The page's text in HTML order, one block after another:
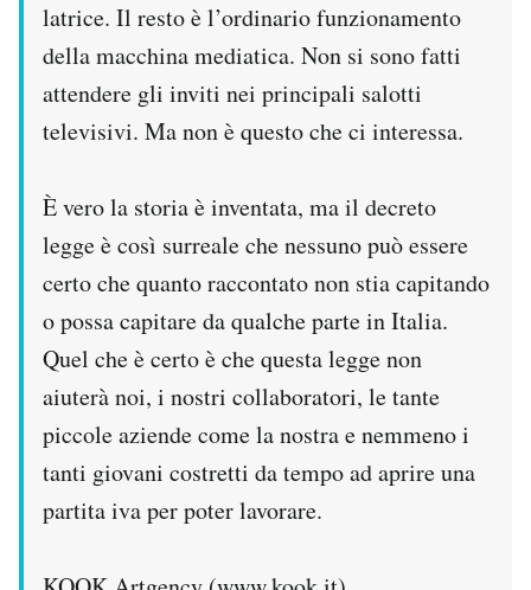
latrice. Il resto è l’ordinario funzionamento
della macchina mediatica. Non si sono fatti
attendere gli inviti nei principali salotti
televisivi. Ma non è questo che ci interessa.
È vero la storia è inventata, ma il decreto
legge è così surreale che nessuno può essere
certo che quanto raccontato non stia capitando
o possa capitare da qualche parte in Italia.
Quel che è certo è che questa legge non
aiuterà noi, i nostri collaboratori, le tante
piccole aziende come la nostra e nemmeno i
tanti giovani costretti da tempo ad aprire una
partita iva per poter lavorare.